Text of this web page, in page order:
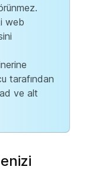
web
tarafından
ve alt